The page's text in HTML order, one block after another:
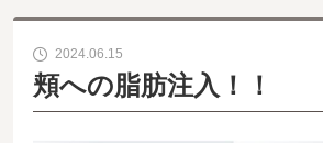
2024.06.15
頬への脂肪注入！！